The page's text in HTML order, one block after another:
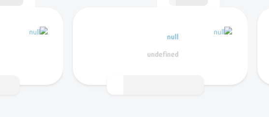
null
undefined